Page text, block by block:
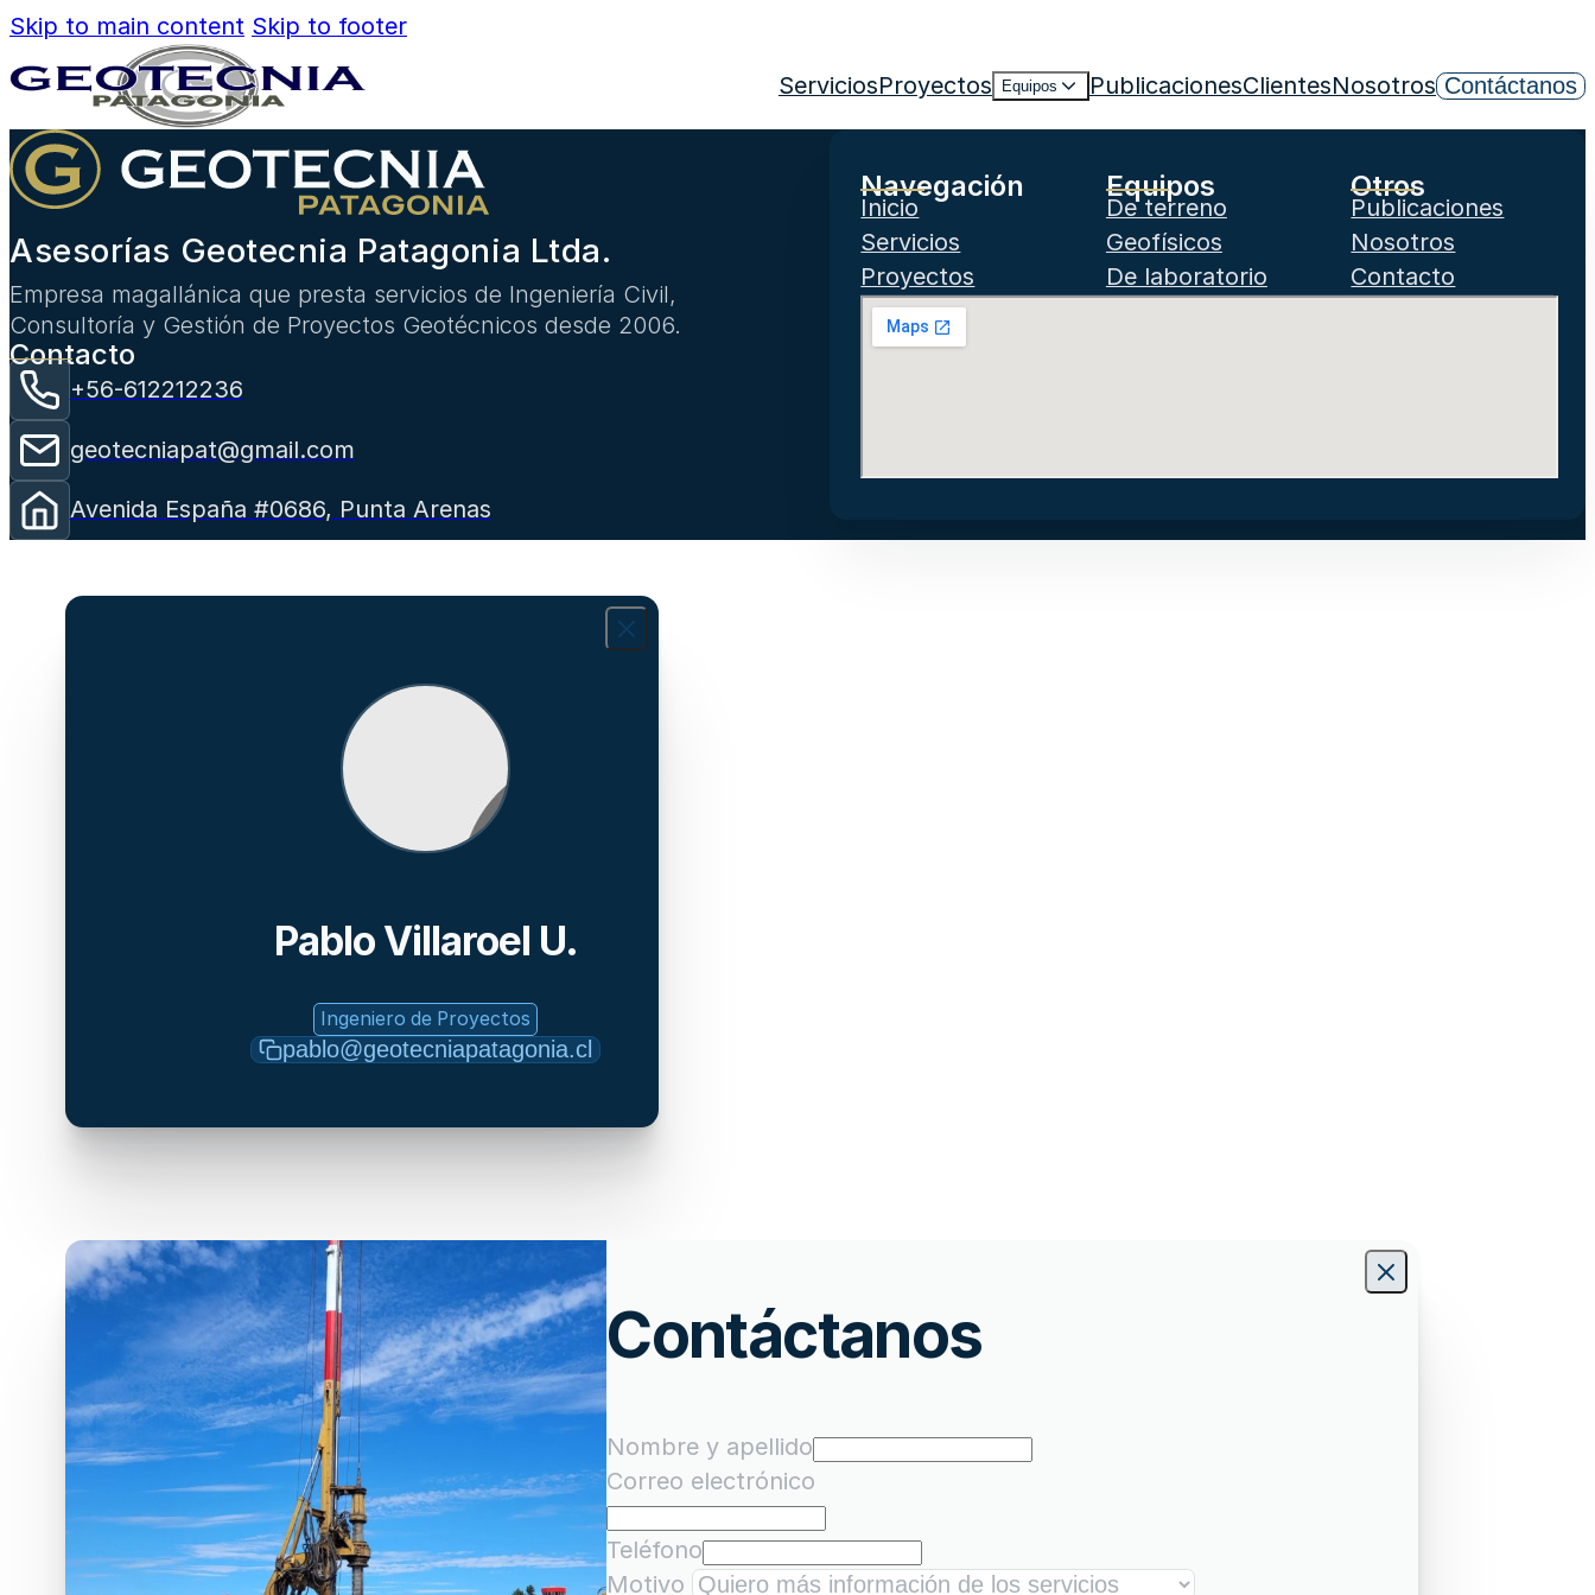
Skip to main content Skip to footer
ServiciosProyectos Equipos PublicacionesClientesNosotros Contáctanos
Asesorías Geotecnia Patagonia Ltda.
Empresa magallánica que presta servicios de Ingeniería Civil,
Consultoría y Gestión de Proyectos Geotécnicos desde 2006.
Contacto
+56-612212236
geotecniapat@gmail.com
Avenida España #0686, Punta Arenas
Navegación
Inicio
Servicios
Proyectos
Equipos
De terreno
Geofísicos
De laboratorio
Otros
Publicaciones
Nosotros
Contacto
Pablo Villaroel U.
Ingeniero de Proyectos
pablo@geotecniapatagonia.cl
Contáctanos
Nombre y apellido
Correo electrónico
Teléfono
Motivo